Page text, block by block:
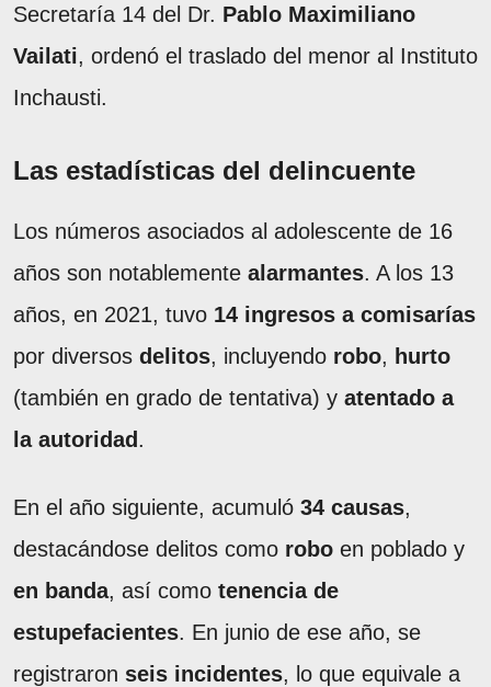
Secretaría 14 del Dr. Pablo Maximiliano
Vailati, ordenó el traslado del menor al Instituto
Inchausti.
Las estadísticas del delincuente
Los números asociados al adolescente de 16
años son notablemente alarmantes. A los 13
años, en 2021, tuvo 14 ingresos a comisarías
por diversos delitos, incluyendo robo, hurto
(también en grado de tentativa) y atentado a
la autoridad .
En el año siguiente, acumuló 34 causas,
destacándose delitos como robo en poblado y
en banda, así como tenencia de
estupefacientes. En junio de ese año, se
registraron seis incidentes, lo que equivale a